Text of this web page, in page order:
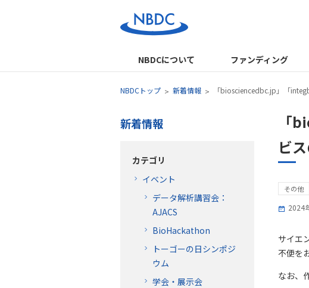
NBDCについて ファンディング
NBDCトップ 新着情報 「biosciencedbc.jp」「
「
ビ
その他
2024
サイエ
不便を
なお、
新着情報
カテゴリ
イベント
データ解析講習会：
AJACS
BioHackathon
トーゴーの日シンポジ
ウム
学会・展示会